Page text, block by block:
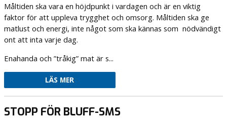
Måltiden ska vara en höjdpunkt i vardagen och är en viktig
faktor för att uppleva trygghet och omsorg. Måltiden ska ge
matlust och energi, inte något som ska kännas som nödvändigt
ont att inta varje dag.
Enahanda och ”tråkig” mat är s...
LÄS MER
STOPP FÖR BLUFF-SMS